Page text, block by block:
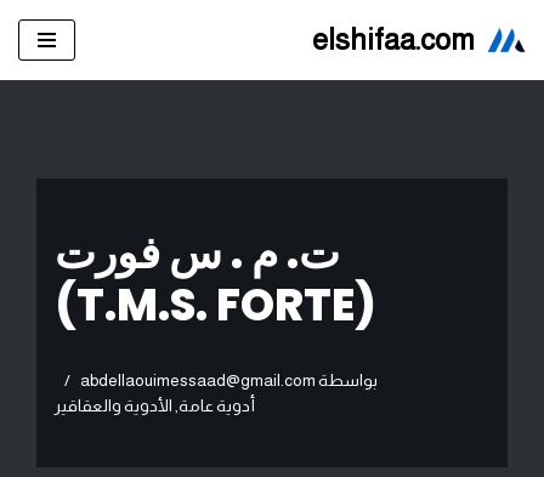
elshifaa.com
ت. م . س فورت
(T.M.S. FORTE)
بواسطة abdellaouimessaad@gmail.com
أدوية عامة, الأدوية والعقاقير